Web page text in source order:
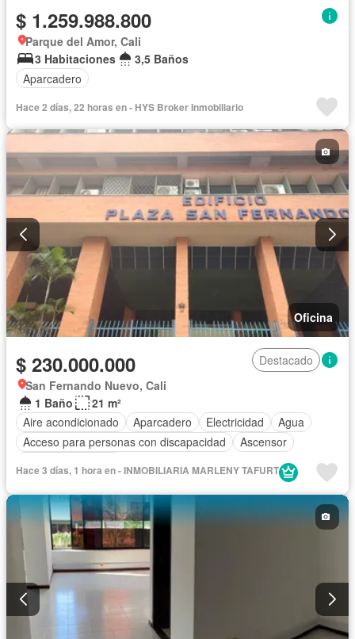
$ 1.259.988.800
Parque del Amor, Cali
3 Habitaciones
3,5 Baños
Aparcadero
Hace 2 días, 22 horas en - HYS Broker Inmobiliario
Oficina
$ 230.000.000
Destacado
San Fernando Nuevo, Cali
1 Baño
21 m²
Aire acondicionado
Aparcadero Electricidad
Agua
Acceso para personas con discapacidad
Ascensor
Hace 3 días, 1 hora en - INMOBILIARIA MARLENY TAFURT